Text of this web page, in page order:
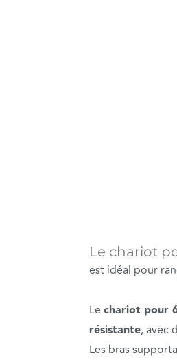
Le chariot
est idéal pour
Le chariot pour
résistante, avec
Les bras